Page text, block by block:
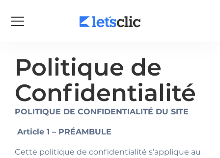
Politique de
Confidentialité
POLITIQUE DE CONFIDENTIALITÉ DU SITE
Article 1 – PRÉAMBULE
Cette politique de confidentialité s’applique au